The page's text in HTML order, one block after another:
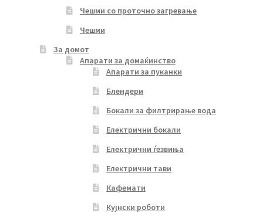
Чешми со проточно загревање
Чешми
За домот
Апарати за домаќинство
Апарати за пуканки
Блендери
Бокали за филтрирање вода
Електрични бокали
Електрични ѓезвиња
Електрични тави
Кафемати
Кујнски роботи